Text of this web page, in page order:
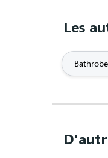
Les